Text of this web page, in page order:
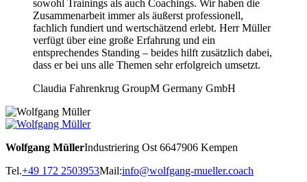
sowohl Trainings als auch Coachings. Wir haben die
Zusammenarbeit immer als äußerst professionell,
fachlich fundiert und wertschätzend erlebt. Herr Müller
verfügt über eine große Erfahrung und ein
entsprechendes Standing – beides hilft zusätzlich dabei,
dass er bei uns alle Themen sehr erfolgreich umsetzt.
Claudia Fahrenkrug GroupM Germany GmbH
Wolfgang MüllerIndustriering Ost 6647906 Kempen
Tel.+49 172 2503953Mail:info@wolfgang-mueller.coach